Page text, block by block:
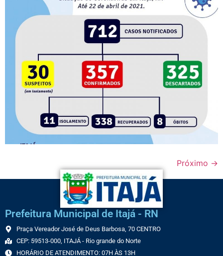
Próximo →
Prefeitura Municipal de Itajá - RN
Praça Vereador José de Deus Barbosa, 70 CENTRO
CEP: 59513-000, ITAJÁ - Rio grande do Norte
HORÁRIO DE ATENDIMENTO: 07H ÀS 13H